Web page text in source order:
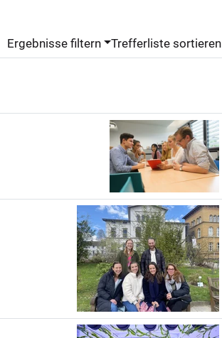
Ergebnisse filtern Trefferliste sortieren